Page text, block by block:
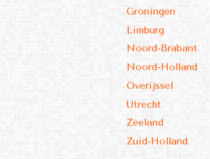
Groningen
Limburg
Noord-Brabant
Noord-Holland
Overijssel
Utrecht
Zeeland
Zuid-Holland